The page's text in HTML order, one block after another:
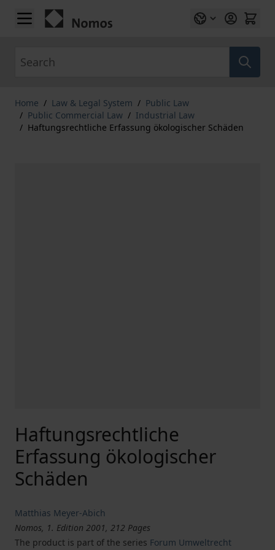
Skip to Content
Home / Law & Legal System / Public Law
/ Public Commercial Law / Industrial Law
/ Haftungsrechtliche Erfassung ökologischer Schäden
Haftungsrechtliche
Erfassung ökologischer
Schäden
Matthias Meyer-Abich
Nomos, 1. Edition 2001, 212 Pages
The product is part of the series Forum Umweltrecht